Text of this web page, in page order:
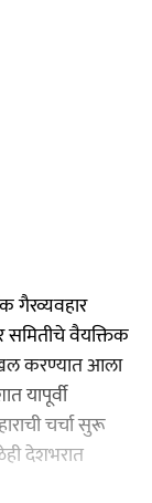
गैरव्यवहार
समितीचे वैयक्तिक
करण्यात आला
यापूर्वी
चर्चा सुरू
देशभरात